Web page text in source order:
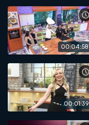
00:04:58
00:01:39